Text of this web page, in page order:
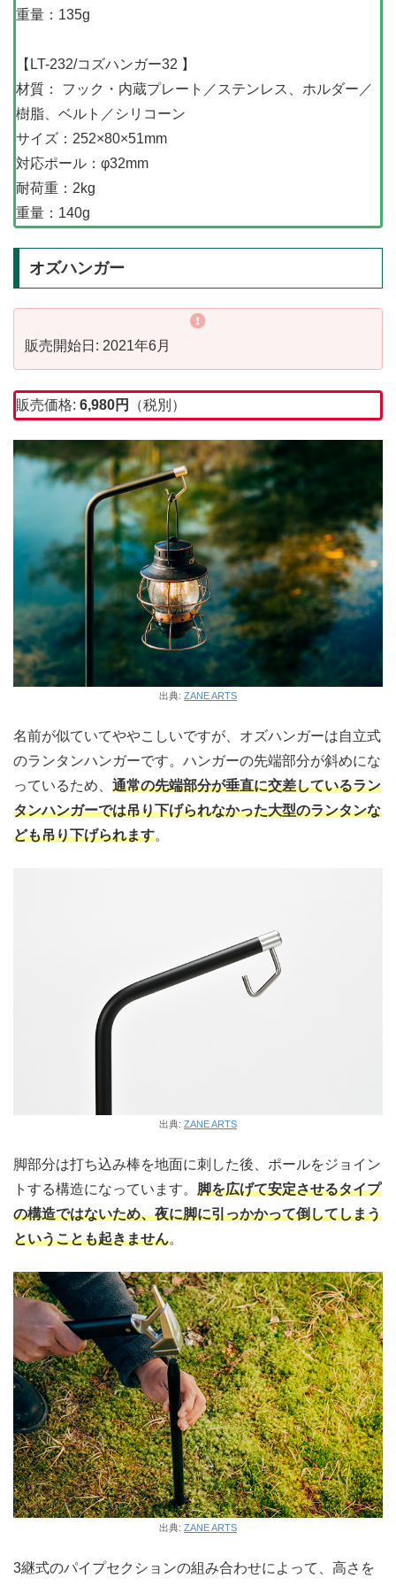
重量：135g
【LT-232/コズハンガー32 】
材質： フック・内蔵プレート／ステンレス、ホルダー／
樹脂、ベルト／シリコーン
サイズ：252×80×51mm
対応ポール：φ32mm
耐荷重：2kg
重量：140g
オズハンガー
販売開始日: 2021年6月
販売価格: 6,980円 （税別）
出典: ZANE ARTS
名前が似ていてややこしいですが、オズハンガーは自立式
のランタンハンガーです。ハンガーの先端部分が斜めにな
っているため、 通常の先端部分が垂直に交差しているラン
タンハンガーでは吊り下げられなかった大型のランタンな
ども吊り下げられます。
出典: ZANE ARTS
脚部分は打ち込み棒を地面に刺した後、ポールをジョイン
トする構造になっています。 脚を広げて安定させるタイプ
の構造ではないため、夜に脚に引っかかって倒してしまう
ということも起きません。
出典: ZANE ARTS
3継式のパイプセクションの組み合わせによって、高さを